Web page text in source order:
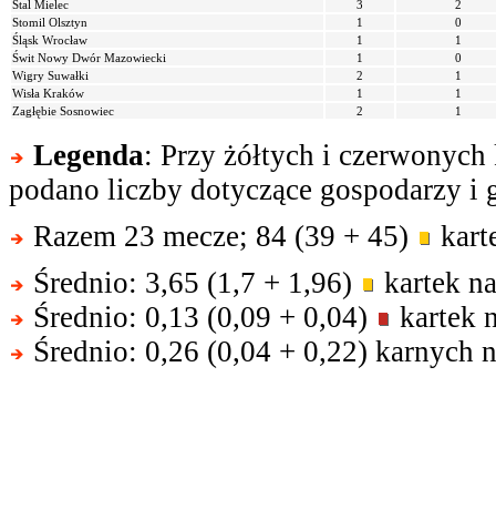
Stal Mielec
3
2
Stomil Olsztyn
1
0
Śląsk Wrocław
1
1
Świt Nowy Dwór Mazowiecki
1
0
Wigry Suwałki
2
1
Wisła Kraków
1
1
Zagłębie Sosnowiec
2 1
Legenda: Przy żółtych i
podano liczby dotyczące gospodarzy i
Razem 23 mecze; 84 (39 + 45)
Średnio: 3,65 (1,7 + 1,96)
kartek
Średnio: 0,13 (0,09 + 0,04)
kartek
Średnio: 0,26 (0,04 + 0,22) karnych